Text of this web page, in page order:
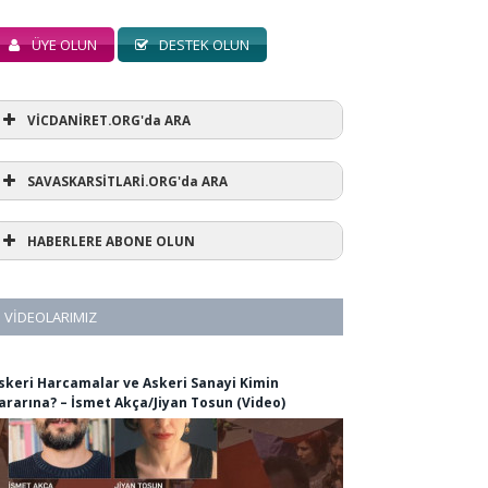
ÜYE OLUN DESTEK OLUN
VİCDANİRET.ORG'da ARA
SAVASKARSİTLARİ.ORG'da ARA
HABERLERE ABONE OLUN
VIDEOLARIMIZ
Harcamalar ve Askeri Sanayi Kimin
– İsmet Akça/Jiyan Tosun (Video)